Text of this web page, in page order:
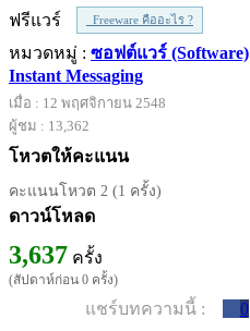
ฟรีแวร์
Freeware คืออะไร ?
หมวดหมู่ : ซอฟต์แวร์ (Software)
Instant Messaging
เมื่อ : 12 พฤศจิกายน 2548
ผู้ชม : 13,362
โหวตให้คะแนน
คะแนนโหวต 2 (1 ครั้ง)
ดาวน์โหลด
3,637 ครั้ง
(สัปดาห์ก่อน 0 ครั้ง)
แชร์บทความนี้ :
0